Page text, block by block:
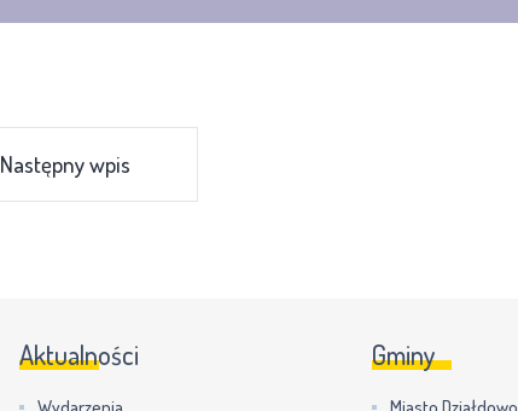
Następny wpis
Aktualności Gminy